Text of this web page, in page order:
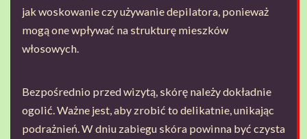
jak woskowanie czy używanie depilatora, ponieważ
mogą one wpływać na strukturę mieszków
włosowych.
Bezpośrednio przed wizytą, skórę należy dokładnie
ogolić. Ważne jest, aby zrobić to delikatnie, unikając
podrażnień. W dniu zabiegu skóra powinna być czysta